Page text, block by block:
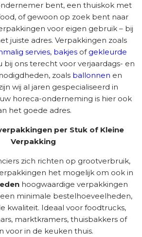
bent, een thuiskok met
of gewoon op zoek bent naar
voor eigen gebruik – bij
juiste adres. Verpakkingen zoals
servies, bakjesof gekleurde
bij ons terecht voor verjaardags- en
zoals ballonnen en
wij al jaren gespecialiseerd in
horeca-onderneming is hier ook
het goede adres.
per Stuk of Kleine
Verpakking
zich richten op grootverbruik,
het mogelijk om ook in
hoogwaardige verpakkingen
minimale bestelhoeveelheden,
kwaliteit. Ideaal voor foodtrucks,
marktkramers, thuisbakkers of
voor in de keuken thuis.